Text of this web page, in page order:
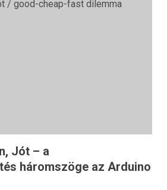
Jót – a
háromszöge az Arduino